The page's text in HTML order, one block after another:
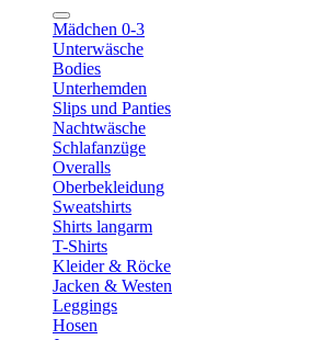
Mädchen 0-3
Unterwäsche
Bodies
Unterhemden
Slips und Panties
Nachtwäsche
Schlafanzüge
Overalls
Oberbekleidung
Sweatshirts
Shirts langarm
T-Shirts
Kleider & Röcke
Jacken & Westen
Leggings
Hosen